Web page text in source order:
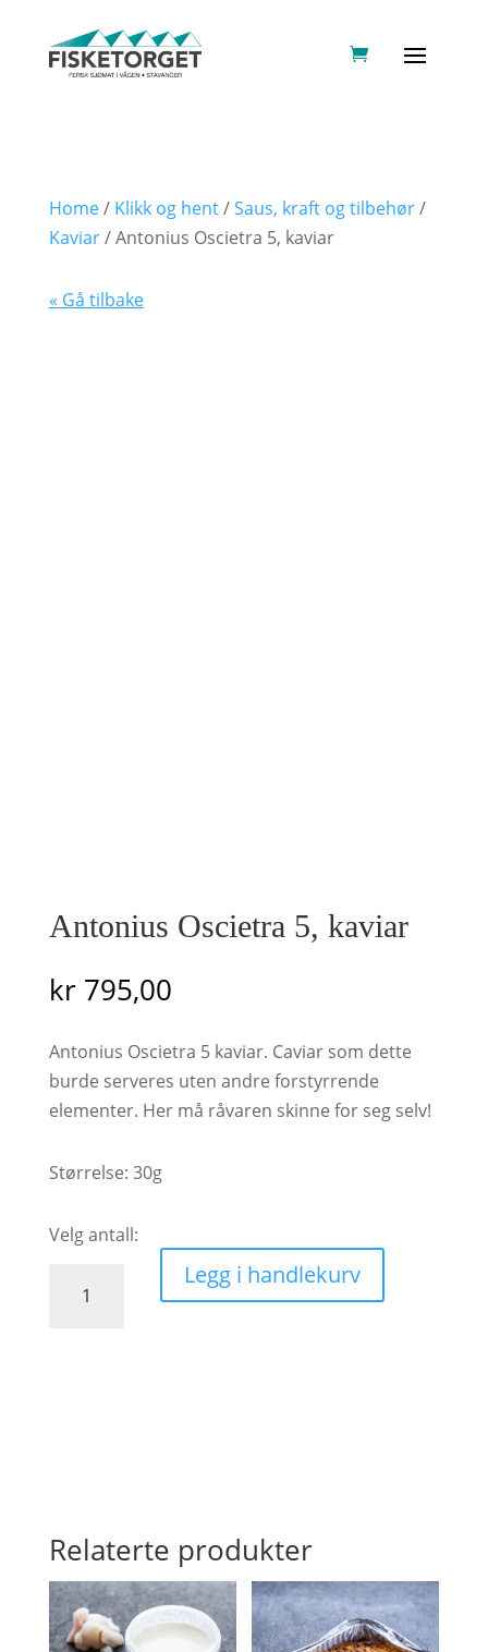
Home/ Klikk og hent/Saus, kraft og tilbehør/
Kaviar/ Antonius Oscietra 5, kaviar
« Gå tilbake
Antonius Oscietra 5, kaviar
kr795,00
Antonius Oscietra 5 kaviar. Caviar som dette
burde serveres uten andre forstyrrende
elementer. Her må råvaren skinne for seg selv!
Størrelse: 30g
Oscietra
Legg i handlekurv
Relaterte produkter